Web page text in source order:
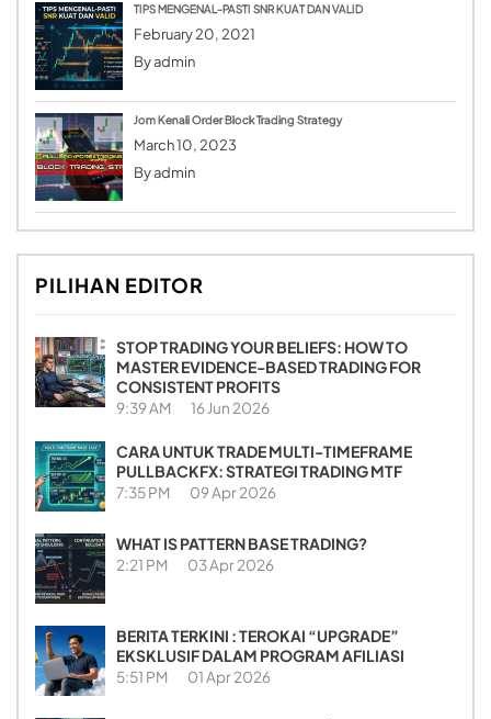
TIPS MENGENAL-PASTI SNR KUAT DAN VALID
February 20, 2021
Byadmin
Jom Kenali Order Block Trading Strategy
March 10, 2023
Byadmin
PILIHAN EDITOR
STOP TRADING YOUR BELIEFS: HOW TO
MASTER EVIDENCE-BASED TRADING FOR
CONSISTENT PROFITS
9:39 AM 16 Jun 2026
CARA UNTUK TRADE MULTI-TIMEFRAME
PULLBACKFX: STRATEGI TRADING MTF
7:35 PM 09 Apr 2026
WHAT IS PATTERN BASE TRADING?
2:21 PM 03 Apr 2026
BERITA TERKINI : TEROKAI “UPGRADE”
EKSKLUSIF DALAM PROGRAM AFILIASI
5:51 PM 01 Apr 2026